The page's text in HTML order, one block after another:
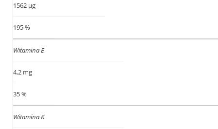
1562 µg
195 %
Witamina E
4,2 mg
35 %
Witamina K